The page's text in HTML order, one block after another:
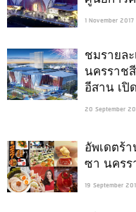
1 November 2017
ชมรายล
นครราช
อีสาน เปิ
20 September
อัพเดตร้
ซา นครร
19 September